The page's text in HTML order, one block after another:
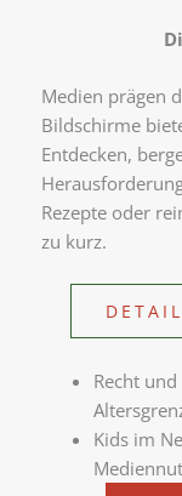
Medien prägen
Bildschirme
Entdecken,
Rezepte oder
zu kurz.
Recht
Kids im